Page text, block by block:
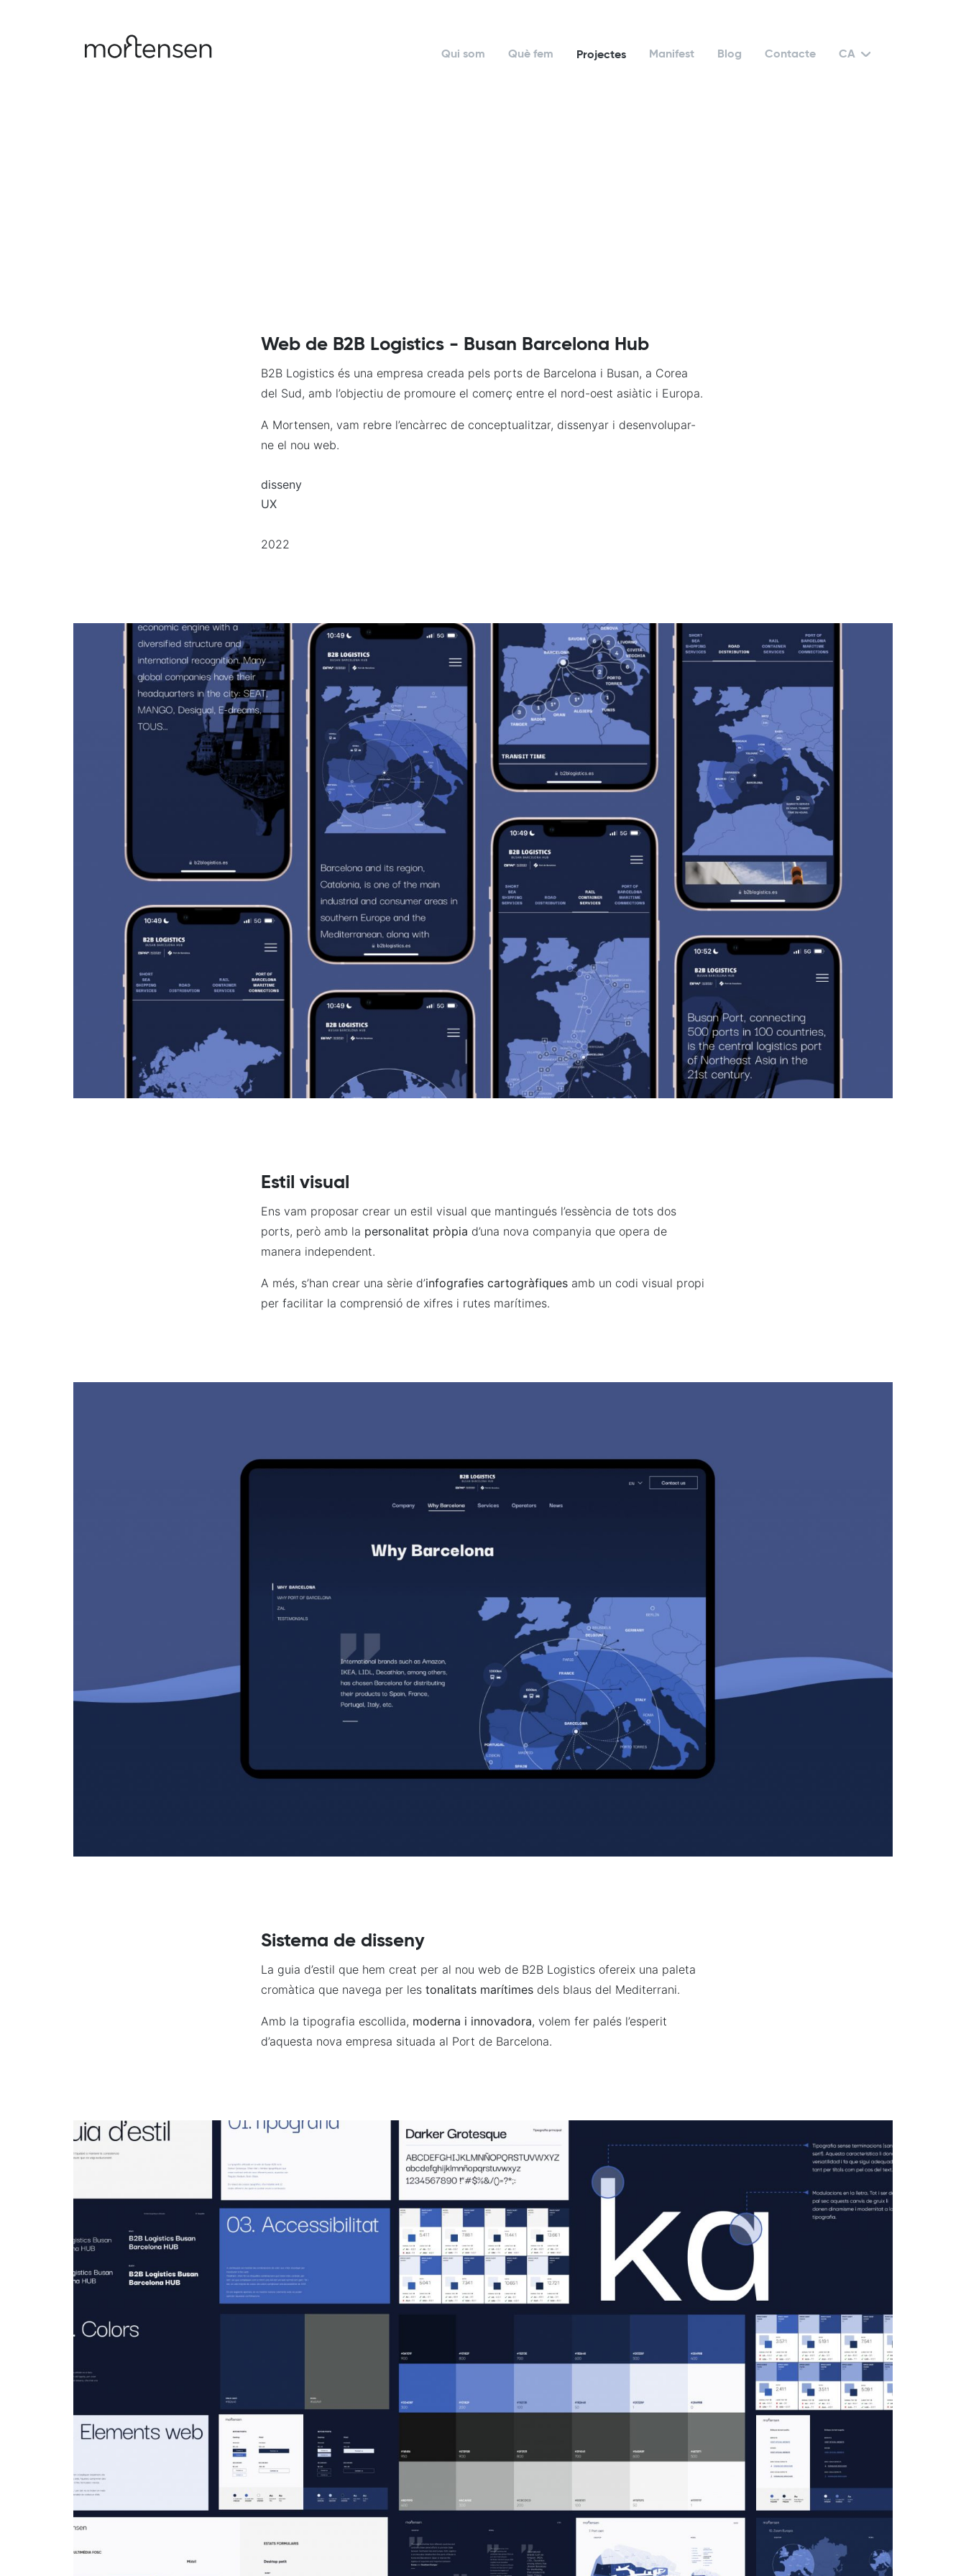
Qui som Què fem Projectes Manifest Blog Contacte CA
Web de B2B Logistics - Busan Barcelona Hub
B2B Logistics és una empresa creada pels ports de Barcelona i Busan, a Corea
del Sud, amb l’objectiu de promoure el comerç entre el nord-oest asiàtic i Europa.
A Mortensen, vam rebre l’encàrrec de conceptualitzar, dissenyar i desenvolupar-
ne el nou web.
disseny
UX
2022
Estil visual
Ens vam proposar crear un estil visual que mantingués l’essència de tots dos
ports, però amb la personalitat pròpia d’una nova companyia que opera de
manera independent.
A més, s’han crear una sèrie d’infografies cartogràfiques amb un codi visual propi
per facilitar la comprensió de xifres i rutes marítimes.
Sistema de disseny
La guia d’estil que hem creat per al nou web de B2B Logistics ofereix una paleta
cromàtica que navega per lestonalitats marítimes dels blaus del Mediterrani.
Amb la tipografia escollida, moderna i innovadora, volem fer palés l’esperit
d’aquesta nova empresa situada al Port de Barcelona.